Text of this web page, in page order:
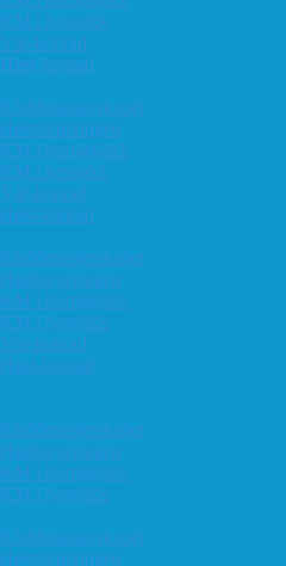
KM i lynsjakk
Vår-konrad
Høst-konrad
Klubbmesterskapet
Høstturneringen
KM i hurtigsjakk
KM i lynsjakk
Vår-konrad
Høst-konrad
Klubbmesterskapet
Høstturneringen
KM i hurtigsjakk
KM i lynsjakk
Vår-konrad
Høst-konrad
Klubbmesterskapet
Høstturneringen
KM i hurtigsjakk
KM i lynsjakk
Klubbmesterskapet
Høstturneringen